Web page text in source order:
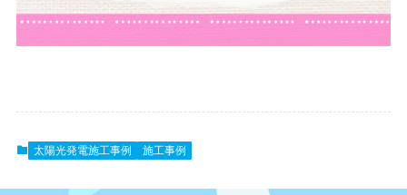
太陽光発電施工事例 施工事例